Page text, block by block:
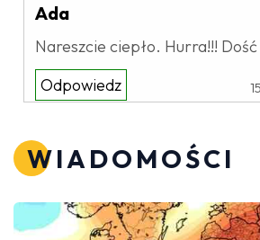
Ada
Nareszcie ciepło. Hurra!!!
Odpowiedz
WIADOMOŚCI